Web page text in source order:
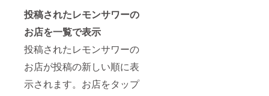
投稿されたレモンサワーの
お店を一覧で表示
投稿されたレモンサワーの
お店が投稿の新しい順に表
示されます。お店をタップ